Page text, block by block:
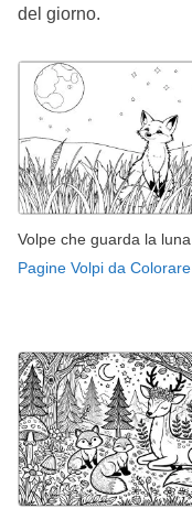
del giorno.
Volpe che guarda la luna
Pagine Volpi da Colorare